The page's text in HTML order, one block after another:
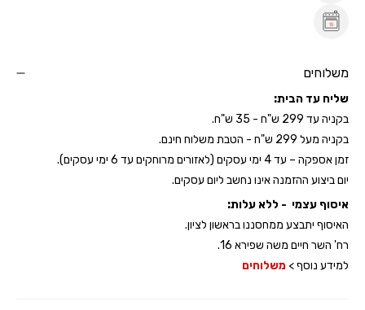
משלוחים
שליח עד הבית:
בקניה עד 299 ש"ח - 35 ש"ח.
בקניה מעל 299 ש"ח - הטבת משלוח חינם.
זמן אספקה – עד 4 ימי עסקים (לאזורים מרוחקים עד 6 ימי עסקים).
יום ביצוע ההזמנה אינו נחשב ליום עסקים.
איסוף עצמי - ללא עלות:
האיסוף יתבצע ממחסננו בראשון לציון.
רח' השר חיים משה שפירא 16.
למידע נוסף > משלוחים